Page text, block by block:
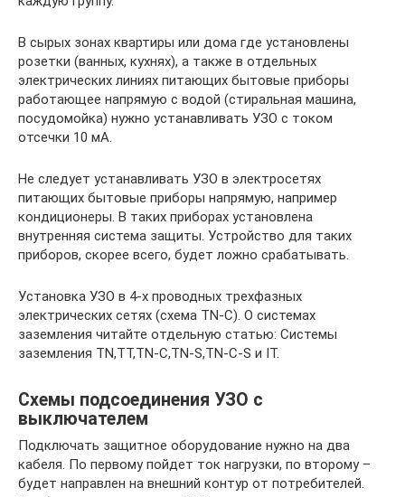
В сырых зонах квартиры или дома где установлены
розетки (ванных, кухнях), а также в отдельных
электрических линиях питающих бытовые приборы
работающее напрямую с водой (стиральная машина,
посудомойка) нужно устанавливать УЗО с током
отсечки 10 мА.
Не следует устанавливать УЗО в электросетях
питающих бытовые приборы напрямую, например
кондиционеры. В таких приборах установлена
внутренняя система защиты. Устройство для таких
приборов, скорее всего, будет ложно срабатывать.
Установка УЗО в 4-х проводных трехфазных
электрических сетях (схема TN-C). О системах
заземления читайте отдельную статью: Системы
заземления TN,TT,TN-C,TN-S,TN-C-S и IT.
Схемы подсоединения УЗО с
выключателем
Подключать защитное оборудование нужно на два
кабеля. По первому пойдет ток нагрузки, по второму –
будет направлен на внешний контур от потребителей.